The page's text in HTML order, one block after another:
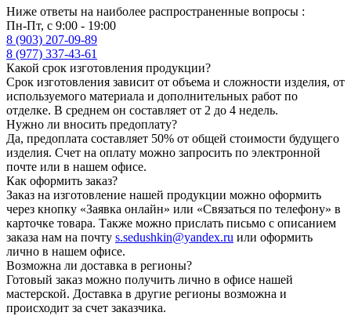
Ниже ответы на наиболее распространенные вопросы :
Пн-Пт, с 9:00 - 19:00
8 (903) 207-09-89
8 (977) 337-43-61
Какой срок изготовления продукции?
Срок изготовления зависит от объема и сложности изделия, от
используемого материала и дополнительных работ по
отделке. В среднем он составляет от 2 до 4 недель.
Нужно ли вносить предоплату?
Да, предоплата составляет 50% от общей стоимости будущего
изделия. Счет на оплату можно запросить по электронной
почте или в нашем офисе.
Как оформить заказ?
Заказ на изготовление нашей продукции можно оформить
через кнопку «Заявка онлайн» или «Связаться по телефону» в
карточке товара. Также можно прислать письмо с описанием
заказа нам на почту s.sedushkin@yandex.ru или оформить
лично в нашем офисе.
Возможна ли доставка в регионы?
Готовый заказ можно получить лично в офисе нашей
мастерской. Доставка в другие регионы возможна и
происходит за счет заказчика.